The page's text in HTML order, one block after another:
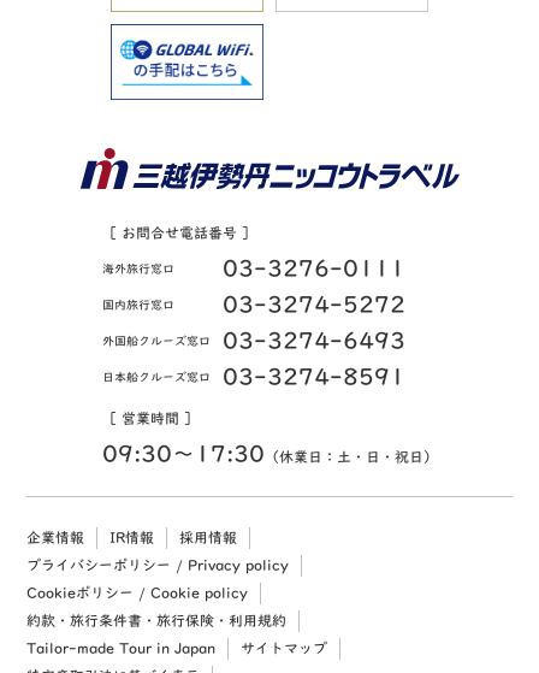
［ お問合せ電話番号 ］
海外旅行窓口 03-3276-0111
国内旅行窓口 03-3274-5272
外国船クルーズ窓口 03-3274-6493
日本船クルーズ窓口 03-3274-8591
［ 営業時間 ］
09:30〜17:30 （休業日：土・日・祝日）
企業情報 IR情報
採用情報
プライバシーポリシー / Privacy policy
Cookieポリシー / Cookie policy
約款・旅行条件書・旅行保険・利用規約
Tailor-made Tour in Japan
サイトマップ